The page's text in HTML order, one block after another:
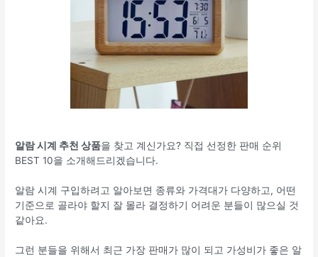
알람 시계 추천 상품을 찾고 계신가요? 직접 선정한 판매 순위
BEST 10을 소개해드리겠습니다.
알람 시계 구입하려고 알아보면 종류와 가격대가 다양하고, 어떤
기준으로 골라야 할지 잘 몰라 결정하기 어려운 분들이 많으실 것
같아요.
그런 분들을 위해서 최근 가장 판매가 많이 되고 가성비가 좋은 알